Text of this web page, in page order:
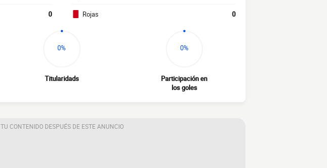
0 Rojas 0
0%
Titularidads
0%
Participación en
los goles
TU CONTENIDO DESPUÉS DE ESTE ANUNCIO